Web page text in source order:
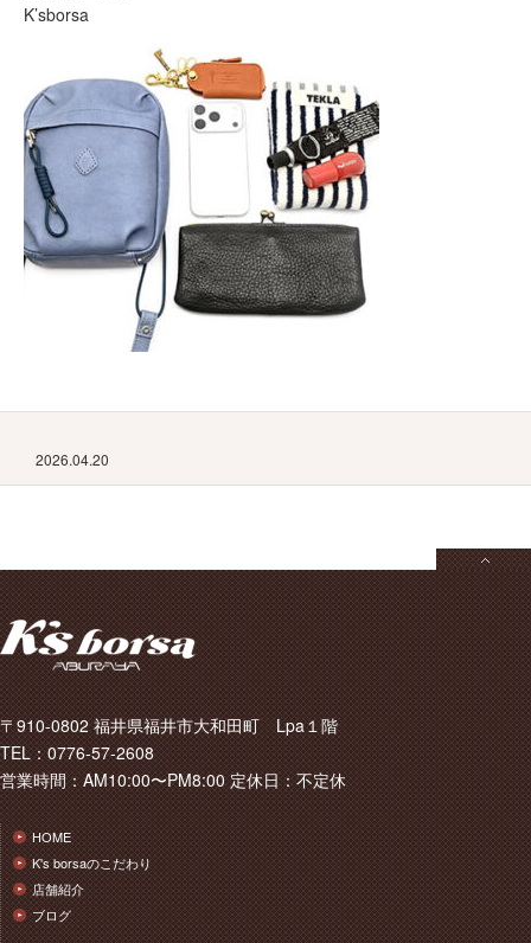
K’sborsa
2026.04.20
〒910-0802 福井県福井市大和田町 Lpa１階
TEL：0776-57-2608
営業時間：AM10:00〜PM8:00 定休日：不定休
HOME
K's borsaのこだわり
店舗紹介
ブログ